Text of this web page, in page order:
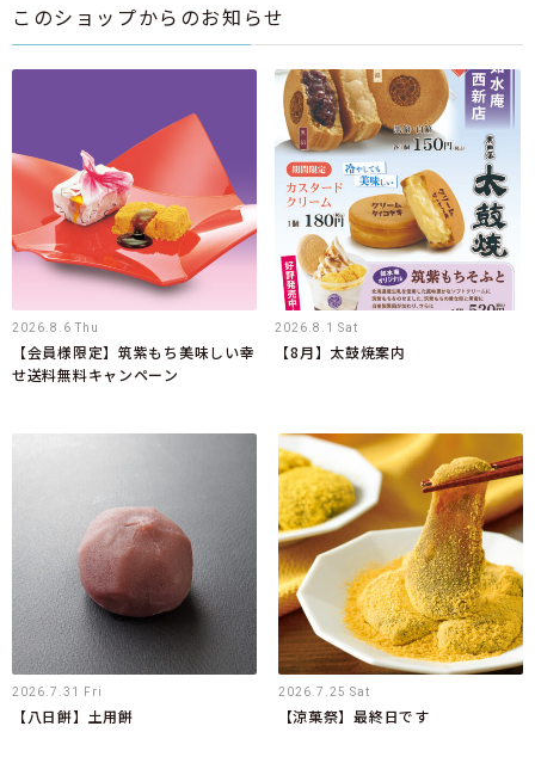
このショップからのお知らせ
2026.8.6 Thu
【会員様限定】筑紫もち美味しい幸
せ送料無料キャンペーン
2026.8.1 Sat
【8月】太鼓焼案内
2026.7.31 Fri
【八日餅】土用餅
2026.7.25 Sat
【涼菓祭】最終日です